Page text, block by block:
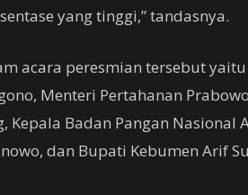
yang tinggi,” tandasnya.
acara peresmian tersebut
Menteri Pertahanan
Kepala Badan Pangan Nasional
dan Bupati Kebumen Arif